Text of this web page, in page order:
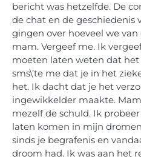
bericht was hetzelfde. De
de chat en de geschiedenis
gingen over hoeveel we
mam. Vergeef me. Ik
moeten laten weten dat
sms\’te me dat je in het
het. Ik dacht dat je het
ingewikkelder maakte.
mezelf de schuld. Ik
laten komen in mijn
sinds je begrafenis en
droom had. Ik was aan het